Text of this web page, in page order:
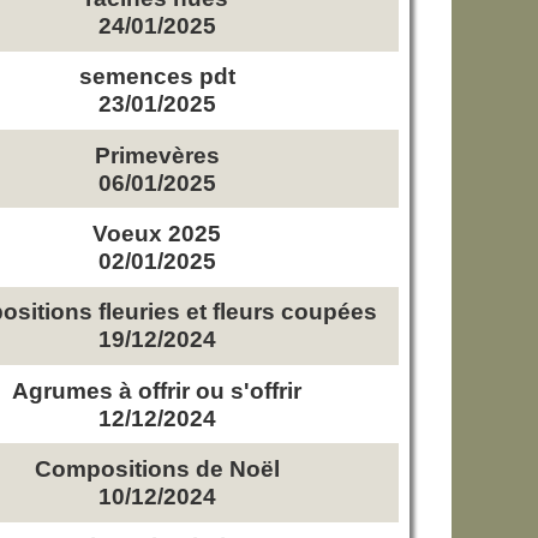
24/01/2025
semences pdt
23/01/2025
Primevères
06/01/2025
Voeux 2025
02/01/2025
fleuries et fleurs coupées
19/12/2024
Agrumes à offrir ou s'offrir
12/12/2024
Compositions de Noël
10/12/2024